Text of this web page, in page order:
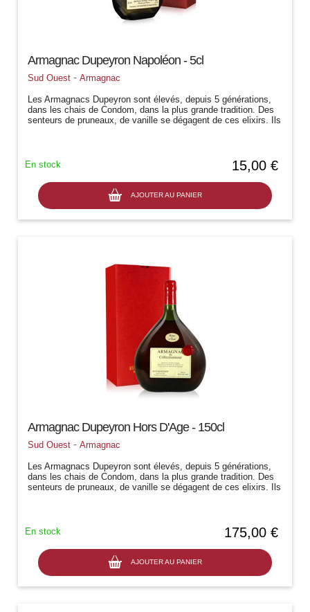
Armagnac Dupeyron Napoléon - 5cl
Sud Ouest -Armagnac
Les Armagnacs Dupeyron sont élevés, depuis 5 générations,
dans les chais de Condom, dans la plus grande tradition. Des
senteurs de pruneaux, de vanille se dégagent de ces elixirs. Ils
15,00 €
AJOUTER AU PANIER
En stock
Armagnac Dupeyron Hors D'Age - 150cl
Sud Ouest -Armagnac
Les Armagnacs Dupeyron sont élevés, depuis 5 générations,
dans les chais de Condom, dans la plus grande tradition. Des
senteurs de pruneaux, de vanille se dégagent de ces elixirs. Ils
175,00 €
AJOUTER AU PANIER
En stock